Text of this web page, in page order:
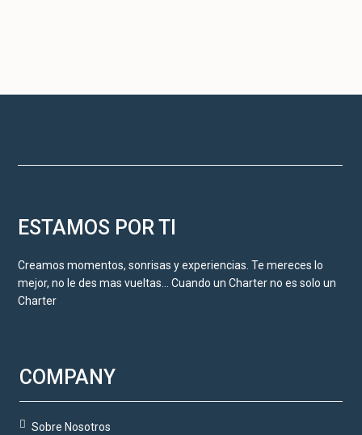
ESTAMOS POR TI
Creamos momentos, sonrisas y experiencias. Te mereces lo
mejor, no le des mas vueltas… Cuando un Charter no es solo un
Charter
COMPANY
Sobre Nosotros